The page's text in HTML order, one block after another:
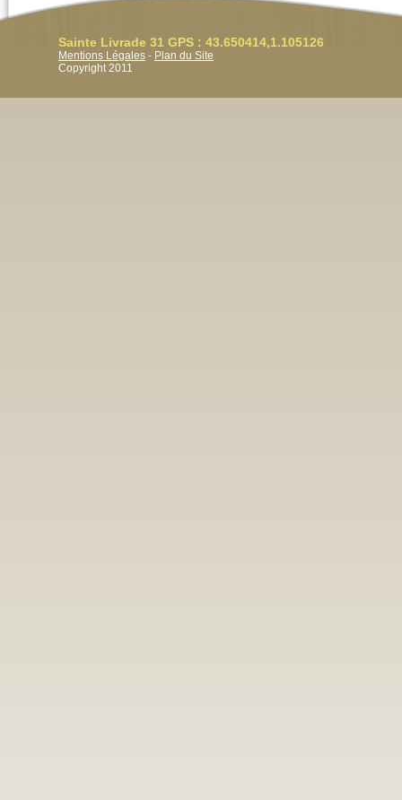
Sainte Livrade 31 GPS : 43.650414,1.105126
Mentions Légales - Plan du Site
Copyright 2011